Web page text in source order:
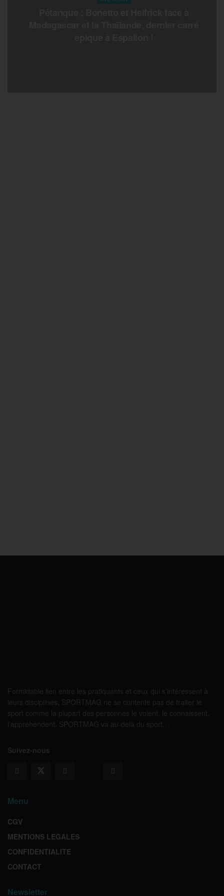
Formidable lien entre les pratiquants et ceux qui s’intéressent à
leurs disciplines, SPORTMAG ne se contente pas de traiter le
sport comme la plupart des personnes le voient, le connaissent,
l’appréhendent. SPORTMAG va au-delà du sport…
Suivez-nous
Menu
CGV
MENTIONS LEGALES
CONFIDENTIALITE
CONTACT
Newsletter